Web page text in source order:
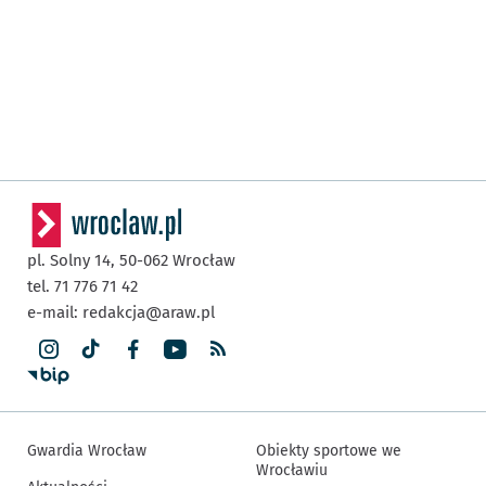
pl. Solny 14, 50-062 Wrocław
tel. 71 776 71 42
e-mail: redakcja@araw.pl
Gwardia Wrocław
Obiekty sportowe we
Wrocławiu